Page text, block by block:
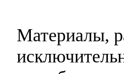
Материалы,